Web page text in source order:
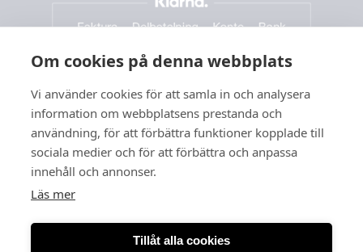
Om cookies på denna webbplats
Vi använder cookies för att samla in och analysera
information om webbplatsens prestanda och
användning, för att förbättra funktioner kopplade till
sociala medier och för att förbättra och anpassa
innehåll och annonser.
Läs mer
Tillåt alla cookies